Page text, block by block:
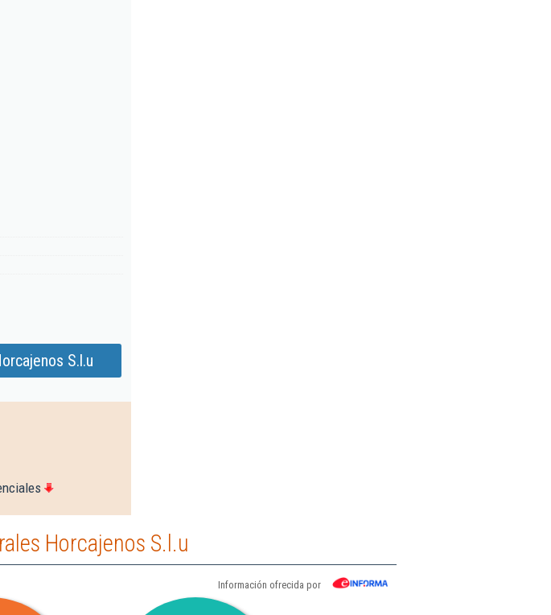
S.l.u
Horcajenos S.l.u
Información ofrecida por